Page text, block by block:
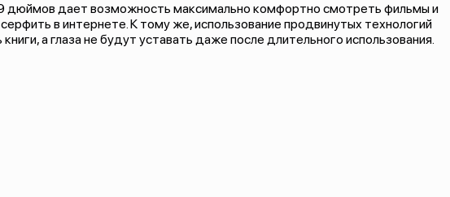
дюймов дает возможность максимально комфортно смотреть фильмы и
в интернете. К тому же, использование продвинутых технологий
а глаза не будут уставать даже после длительного использования.